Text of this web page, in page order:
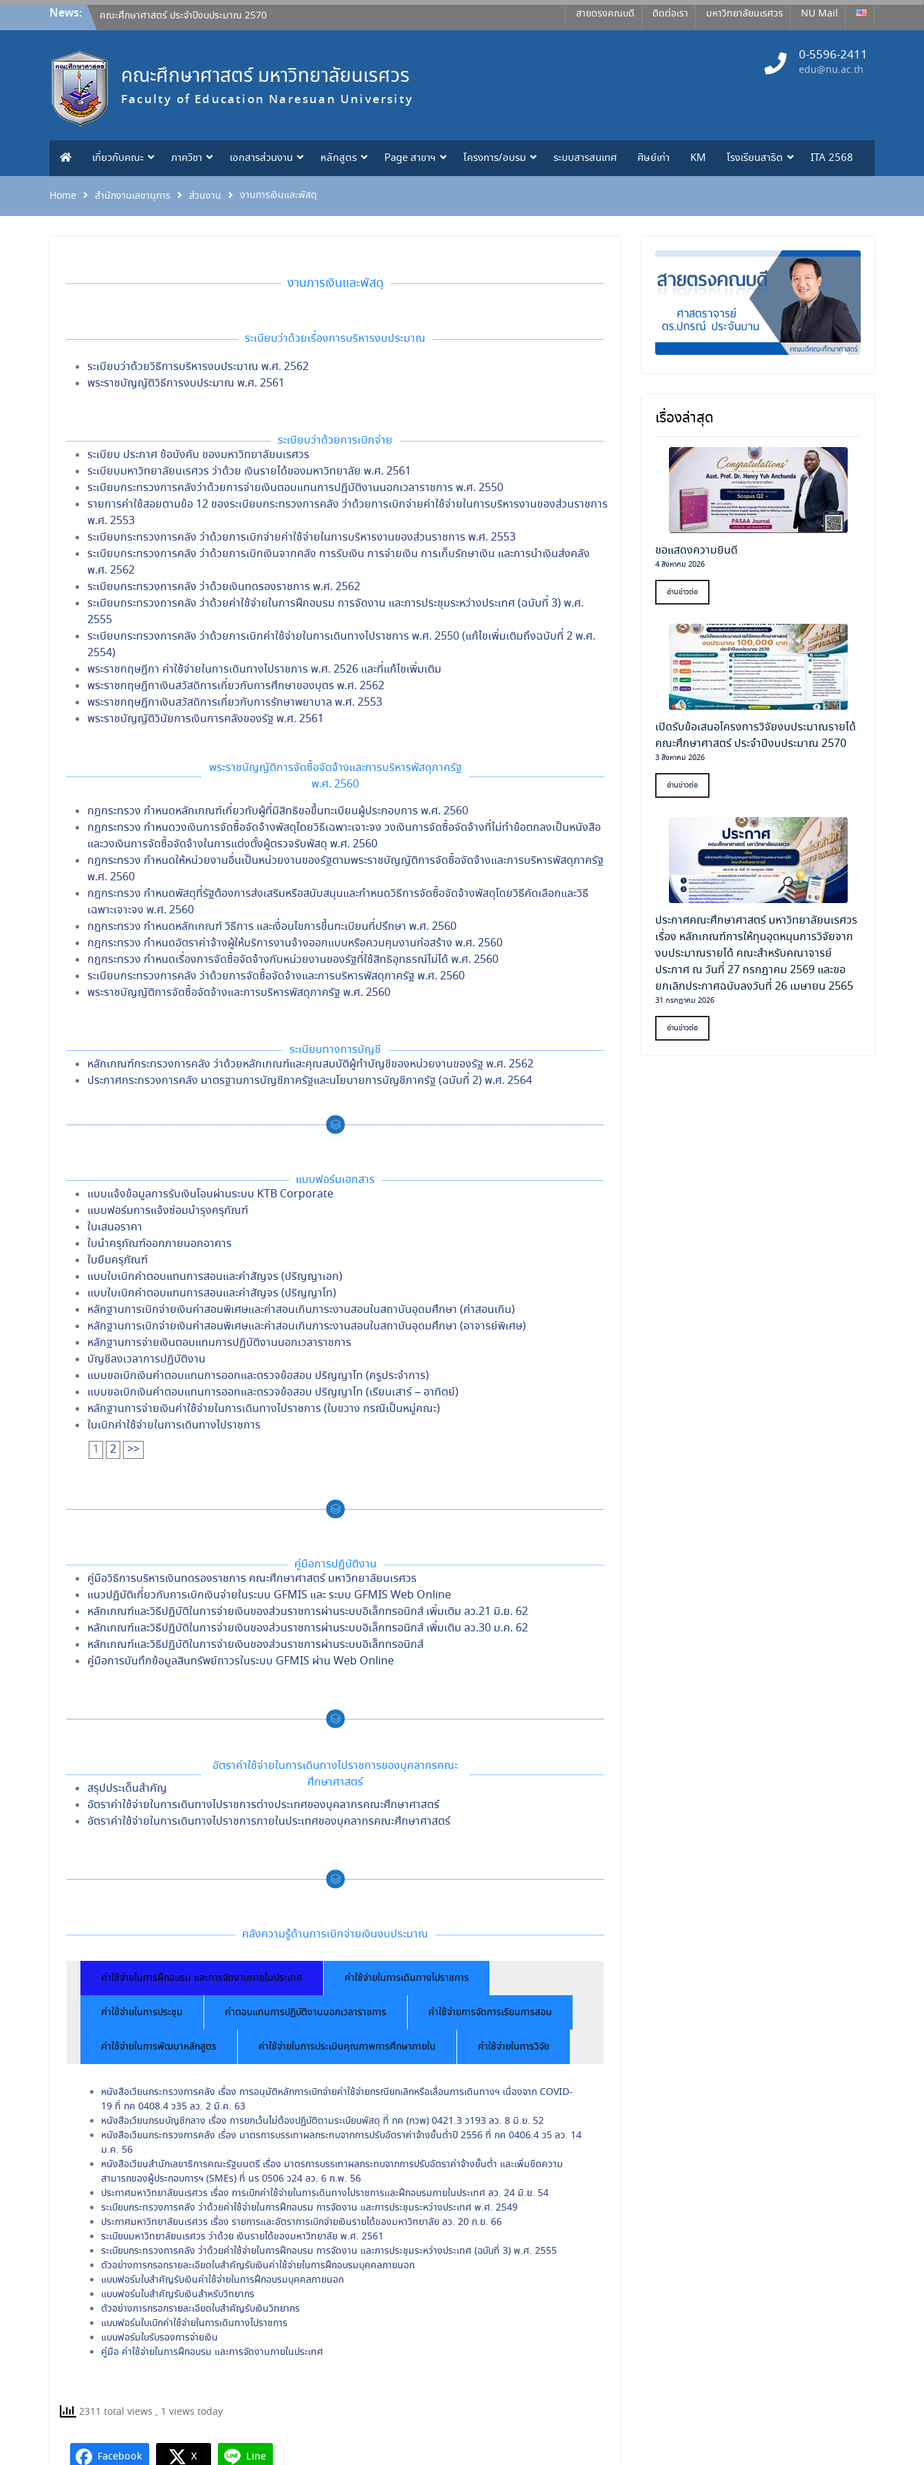
Skip
News:
ประกาศคณะศึกษาศาสตร์ มหาวิทยาลัยนเรศวร
เรื่อง หลักเกณฑ์การให้ทุนอุดหนุนการวิจัยจากงบ
วันที่ 27 กรกฎาคม 2569 และขอยกเลิกประกาศ
ฉบับลงวันที่ 26 เมษายน 2565
ขอแสดงความยินดี
ขอแสดงความยินดี
ขอแสดงความยินดี
คณะศึกษาศาสตร์ ประจำปีงบประมาณ 2570
สายตรงคณบดี ติดต่อเรา มหาวิทยาลัยนเรศวร NU Mail
คณะศึกษาศาสตร์ มหาวิทยาลัยนเรศวร
Faculty of Education Naresuan University
0-5596-2411
edu@nu.ac.th
เกี่ยวกับคณะ ภาควิชา เอกสารส่วนงาน หลักสูตร Page สาขาฯ โครงการ/อบรม ระบบสารสนเทศ ศิษย์เก่า KM โรงเรียนสาธิต ITA 2568
Home สำนักงานเลขานุการ ส่วนงาน งานการเงินและพัสดุ
งานการเงินและพัสดุ
ระเบียบว่าด้วยเรื่องการบริหารงบประมาณ
ระเบียบว่าด้วยวิธีการบริหารงบประมาณ พ.ศ. 2562
พระราชบัญญัติวิธีการงบประมาณ พ.ศ. 2561
ระเบียบว่าด้วยการเบิกจ่าย
ระเบียบ ประกาศ ข้อบังคับ ของมหาวิทยาลัยนเรศวร
ระเบียบมหาวิทยาลัยนเรศวร ว่าด้วย เงินรายได้ของมหาวิทยาลัย พ.ศ. 2561
ระเบียบกระทรวงการคลังว่าด้วยการจ่ายเงินตอบแทนการปฏิบัติงานนอกเวลาราชการ พ.ศ. 2550
รายการค่าใช้สอยตามข้อ 12 ของระเบียบกระทรวงการคลัง ว่าด้วยการเบิกจ่ายค่าใช้จ่ายในการบริหารงานของส่วนราชการ
พ.ศ. 2553
ระเบียบกระทรวงการคลัง ว่าด้วยการเบิกจ่ายค่าใช้จ่ายในการบริหารงานของส่วนราชการ พ.ศ. 2553
ระเบียบกระทรวงการคลัง ว่าด้วยการเบิกเงินจากคลัง การรับเงิน การจ่ายเงิน การเก็บรักษาเงิน และการนำเงินส่งคลัง
พ.ศ. 2562
ระเบียบกระทรวงการคลัง ว่าด้วยเงินทดรองราชการ พ.ศ. 2562
ระเบียบกระทรวงการคลัง ว่าด้วยค่าใช้จ่ายในการฝึกอบรม การจัดงาน และการประชุมระหว่างประเทศ (ฉบับที่ 3) พ.ศ.
2555
ระเบียบกระทรวงการคลัง ว่าด้วยการเบิกค่าใช้จ่ายในการเดินทางไปราชการ พ.ศ. 2550 (แก้ไขเพิ่มเติมถึงฉบับที่ 2 พ.ศ.
2554)
พระราชกฤษฎีกา ค่าใช้จ่ายในการเดินทางไปราชการ พ.ศ. 2526 และที่แก้ไขเพิ่มเติม
พระราชกฤษฎีกาเงินสวัสดิการเกี่ยวกับการศึกษาของบุตร พ.ศ. 2562
พระราชกฤษฎีกาเงินสวัสดิการเกี่ยวกับการรักษาพยาบาล พ.ศ. 2553
พระราชบัญญัติวินัยการเงินการคลังของรัฐ พ.ศ. 2561
พระราชบัญญัติการจัดซื้อจัดจ้างและการบริหารพัสดุภาครัฐ
พ.ศ. 2560
กฎกระทรวง กำหนดหลักเกณฑ์เกี่ยวกับผู้ที่มีสิทธิขอขึ้นทะเบียนผู้ประกอบการ พ.ศ. 2560
กฎกระทรวง กำหนดวงเงินการจัดซื้อจัดจ้างพัสดุโดยวิธีเฉพาะเจาะจง วงเงินการจัดซื้อจัดจ้างที่ไม่ทำข้อตกลงเป็นหนังสือ
และวงเงินการจัดซื้อจัดจ้างในการแต่งตั้งผู้ตรวจรับพัสดุ พ.ศ. 2560
กฎกระทรวง กำหนดให้หน่วยงานอื่นเป็นหน่วยงานของรัฐตามพระราชบัญญัติการจัดซื้อจัดจ้างและการบริหารพัสดุภาครัฐ
พ.ศ. 2560
กฎกระทรวง กำหนดพัสดุที่รัฐต้องการส่งเสริมหรือสนับสนุนและกำหนดวิธีการจัดซื้อจัดจ้างพัสดุโดยวิธีคัดเลือกและวิธี
เฉพาะเจาะจง พ.ศ. 2560
กฎกระทรวง กำหนดหลักเกณฑ์ วิธีการ และเงื่อนไขการขึ้นทะเบียนที่ปรึกษา พ.ศ. 2560
กฎกระทรวง กำหนดอัตราค่าจ้างผู้ให้บริการงานจ้างออกแบบหรือควบคุมงานก่อสร้าง พ.ศ. 2560
กฎกระทรวง กำหนดเรื่องการจัดซื้อจัดจ้างกับหน่วยงานของรัฐที่ใช้สิทธิอุทธรณ์ไม่ได้ พ.ศ. 2560
ระเบียบกระทรวงการคลัง ว่าด้วยการจัดซื้อจัดจ้างและการบริหารพัสดุภาครัฐ พ.ศ. 2560
พระราชบัญญัติการจัดซื้อจัดจ้างและการบริหารพัสดุภาครัฐ พ.ศ. 2560
ระเบียบทางการบัญชี
หลักเกณฑ์กระทรวงการคลัง ว่าด้วยหลักเกณฑ์และคุณสมบัติผู้ทำบัญชีของหน่วยงานของรัฐ พ.ศ. 2562
ประกาศกระทรวงการคลัง มาตรฐานการบัญชีภาครัฐและนโยบายการบัญชีภาครัฐ (ฉบับที่ 2) พ.ศ. 2564
แบบฟอร์มเอกสาร
แบบแจ้งข้อมูลการรับเงินโอนผ่านระบบ KTB Corporate
แบบฟอร์มการแจ้งซ่อมบำรุงครุภัณฑ์
ใบเสนอราคา
ใบนำครุภัณฑ์ออกภายนอกอาคาร
ใบยืมครุภัณฑ์
แบบใบเบิกค่าตอบแทนการสอนและค่าสัญจร (ปริญญาเอก)
แบบใบเบิกค่าตอบแทนการสอนและค่าสัญจร (ปริญญาโท)
หลักฐานการเบิกจ่ายเงินค่าสอนพิเศษและค่าสอนเกินภาระงานสอนในสถาบันอุดมศึกษา (ค่าสอนเกิน)
หลักฐานการเบิกจ่ายเงินค่าสอนพิเศษและค่าสอนเกินภาระงานสอนในสถาบันอุดมศึกษา (อาจารย์พิเศษ)
หลักฐานการจ่ายเงินตอบแทนการปฏิบัติงานนอกเวลาราชการ
บัญชีลงเวลาการปฏิบัติงาน
แบบขอเบิกเงินค่าตอบแทนการออกและตรวจข้อสอบ ปริญญาโท (ครูประจำการ)
แบบขอเบิกเงินค่าตอบแทนการออกและตรวจข้อสอบ ปริญญาโท (เรียนเสาร์ – อาทิตย์)
หลักฐานการจ่ายเงินค่าใช้จ่ายในการเดินทางไปราชการ (ใบขวาง กรณีเป็นหมู่คณะ)
ใบเบิกค่าใช้จ่ายในการเดินทางไปราชการ
1
2 >>
คู่มือการปฏิบัติงาน
คู่มือวิธีการบริหารเงินทดรองราชการ คณะศึกษาศาสตร์ มหาวิทยาลัยนเรศวร
แนวปฏิบัติเกี่ยวกับการเบิกเงินจ่ายในระบบ GFMIS และ ระบบ GFMIS Web Online
หลักเกณฑ์และวิธีปฏิบัติในการจ่ายเงินของส่วนราชการผ่านระบบอิเล็กทรอนิกส์ เพิ่มเติม ลว.21 มิ.ย. 62
หลักเกณฑ์และวิธีปฏิบัติในการจ่ายเงินของส่วนราชการผ่านระบบอิเล็กทรอนิกส์ เพิ่มเติม ลว.30 ม.ค. 62
หลักเกณฑ์และวิธีปฏิบัติในการจ่ายเงินของส่วนราชการผ่านระบบอิเล็กทรอนิกส์
คู่มือการบันทึกข้อมูลสินทรัพย์ถาวรในระบบ GFMIS ผ่าน Web Online
อัตราค่าใช้จ่ายในการเดินทางไปราชการของบุคลากรคณะ
ศึกษาศาสตร์
สรุปประเด็นสำคัญ
อัตราค่าใช้จ่ายในการเดินทางไปราชการต่างประเทศของบุคลากรคณะศึกษาศาสตร์
อัตราค่าใช้จ่ายในการเดินทางไปราชการภายในประเทศของบุคลากรคณะศึกษาศาสตร์
คลังความรู้ด้านการเบิกจ่ายเงินงบประมาณ
ค่าใช้จ่ายในการฝึกอบรม และการจัดงานภายในประเทศ ค่าใช้จ่ายในการเดินทางไปราชการ
ค่าใช้จ่ายในการประชุม ค่าตอบแทนการปฏิบัติงานนอกเวลาราชการ ค่าใช้จ่ายการจัดการเรียนการสอน
ค่าใช้จ่ายในการพัฒนาหลักสูตร ค่าใช้จ่ายในการประเมินคุณภาพการศึกษาภายใน ค่าใช้จ่ายในการวิจัย
หนังสือเวียนกระทรวงการคลัง เรื่อง การอนุมัติหลักการเบิกจ่ายค่าใช้จ่ายกรณียกเลิกหรือเลื่อนการเดินทางฯ เนื่องจาก COVID-
19 ที่ กค 0408.4 ว35 ลว. 2 มี.ค. 63
หนังสือเวียนกรมบัญชีกลาง เรื่อง การยกเว้นไม่ต้องปฏิบัติตามระเบียบพัสดุ ที่ กค (กวพ) 0421.3 ว193 ลว. 8 มิ.ย. 52
หนังสือเวียนกระทรวงการคลัง เรื่อง มาตรการบรรเทาผลกระทบจากการปรับอัตราค่าจ้างขั้นต่ำปี 2556 ที่ กค 0406.4 ว5 ลว. 14
ม.ค. 56
หนังสือเวียนสำนักเลขาธิการคณะรัฐมนตรี เรื่อง มาตรการบรรเทาผลกระทบจากการปรับอัตราค่าจ้างขั้นต่ำ และเพิ่มขีดความ
สามารถของผู้ประกอบการฯ (SMEs) ที่ นร 0506 ว24 ลว. 6 ก.พ. 56
ประกาศมหาวิทยาลัยนเรศวร เรื่อง การเบิกค่าใช้จ่ายในการเดินทางไปราชการและฝึกอบรมภายในประเทศ ลว. 24 มิ.ย. 54
ระเบียบกระทรวงการคลัง ว่าด้วยค่าใช้จ่ายในการฝึกอบรม การจัดงาน และการประชุมระหว่างประเทศ พ.ศ. 2549
ประกาศมหาวิทยาลัยนเรศวร เรื่อง รายการและอัตราการเบิกจ่ายเงินรายได้ของมหาวิทยาลัย ลว. 20 ก.ย. 66
ระเบียบมหาวิทยาลัยนเรศวร ว่าด้วย เงินรายได้ของมหาวิทยาลัย พ.ศ. 2561
ระเบียบกระทรวงการคลัง ว่าด้วยค่าใช้จ่ายในการฝึกอบรม การจัดงาน และการประชุมระหว่างประเทศ (ฉบับที่ 3) พ.ศ. 2555
ตัวอย่างการกรอกรายละเอียดใบสำคัญรับเงินค่าใช้จ่ายในการฝึกอบรมบุคคลภายนอก
แบบฟอร์มใบสำคัญรับเงินค่าใช้จ่ายในการฝึกอบรมบุคคลภายนอก
แบบฟอร์มใบสำคัญรับเงินสำหรับวิทยากร
ตัวอย่างการกรอกรายละเอียดใบสำคัญรับเงินวิทยากร
แบบฟอร์มใบเบิกค่าใช้จ่ายในการเดินทางไปราชการ
แบบฟอร์มใบรับรองการจ่ายเงิน
คู่มือ ค่าใช้จ่ายในการฝึกอบรม และการจัดงานภายในประเทศ
แบบฟอร์มใบรับรองการจ่ายเงิน
ตัวอย่างค่าเดินทางไปราชการ
แบบฟอร์มใบสำคัญรับเงินค่าเบี้ยประชุม
ประกาศมหาวิทยาลัยนเรศวร เรื่อง กำหนดอัตราเบี้ยประชุมกรรมการจากเงินรายได้ ลว. 2 มี.ค. 66
แบบฟอร์มบัญชีลงเวลาการปฏิบัติงาน (บุคลากร)
แบบฟอร์มหลักฐานการจ่ายเงินตอบแทนการปฏิบัติงานนอกเวลาราชการ (บุคลากร)
ตัวอย่าง ค่าตอบแทนอาจารย์ที่ปรึกษารายวิชาการค้นคว้าอิสระ
ตัวอย่าง ค่าออกและตรวจข้อสอบ
ตัวอย่าง
ประกาศมหาวิทยาลัยนเรศวร เรื่อง รายการและอัตราการเบิกจ่ายเงินรายได้ของมหาวิทยาลัย ลว. 20 ก.ย. 66
แบบฟอร์มใบสำคัญรับเงินค่าตอบแทนกรรมการประเมินคุณภาพการศึกษา
ประกาศมหาวิทยาลัยนเรศวร เรื่อง รายการและอัตราการเบิกจ่ายเงินรายได้ของมหาวิทยาลัย (ฉบับที่ 2) ลว. 17 ต.ค. 66
ประกาศมหาวิทยาลัยนเรศวร เรื่อง รายการและอัตราการเบิกจ่ายเงินรายได้ของมหาวิทยาลัย ลว. 20 ก.ย. 66
ใบสำคัญรับเงินคณะผู้วิจัย
2311 total views , 1 views today
Facebook X Line
เรื่องล่าสุด
ขอแสดงความยินดี
4 สิงหาคม 2026
อ่านข่าวต่อ
เปิดรับข้อเสนอโครงการวิจัยงบประมาณรายได้
คณะศึกษาศาสตร์ ประจำปีงบประมาณ 2570
3 สิงหาคม 2026
อ่านข่าวต่อ
ประกาศคณะศึกษาศาสตร์ มหาวิทยาลัยนเรศวร
เรื่อง หลักเกณฑ์การให้ทุนอุดหนุนการวิจัยจาก
งบประมาณรายได้ คณะสำหรับคณาจารย์
ประกาศ ณ วันที่ 27 กรกฎาคม 2569 และขอ
ยกเลิกประกาศฉบับลงวันที่ 26 เมษายน 2565
31 กรกฎาคม 2026
อ่านข่าวต่อ